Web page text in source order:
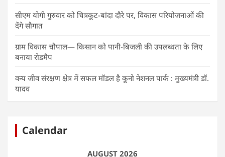
सीएम योगी गुरुवार को चित्रकूट-बांदा दौरे पर, विकास परियोजनाओं की
देंगे सौगात
ग्राम विकास चौपाल— किसान को पानी-बिजली की उपलब्धता के लिए
बनाया रोडमैप
वन्य जीव संरक्षण क्षेत्र में सफल मॉडल है कूनो नेशनल पार्क : मुख्यमंत्री डॉ.
यादव
Calendar
AUGUST 2026